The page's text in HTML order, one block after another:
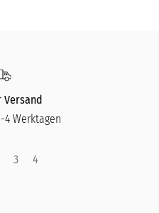
Versand
4 Werktagen